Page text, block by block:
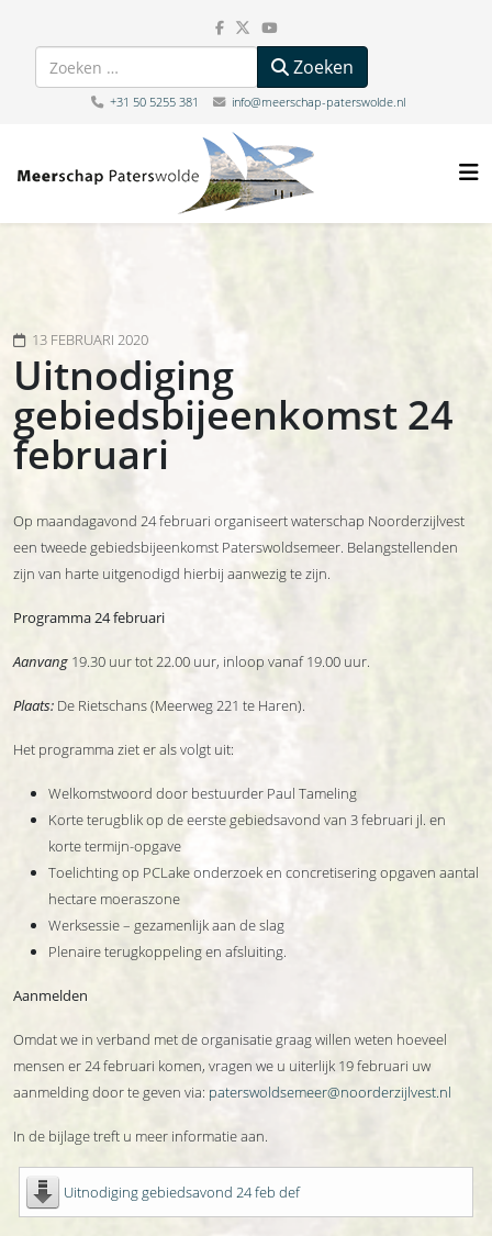
Zoeken Zoeken
+31 50 5255 381 info@meerschap-paterswolde.nl
13 FEBRUARI 2020
Uitnodiging
gebiedsbijeenkomst 24
februari
Op maandagavond 24 februari organiseert waterschap Noorderzijlvest
een tweede gebiedsbijeenkomst Paterswoldsemeer. Belangstellenden
zijn van harte uitgenodigd hierbij aanwezig te zijn.
Programma 24 februari
Aanvang 19.30 uur tot 22.00 uur, inloop vanaf 19.00 uur.
Plaats: De Rietschans (Meerweg 221 te Haren).
Het programma ziet er als volgt uit:
Welkomstwoord door bestuurder Paul Tameling
Korte terugblik op de eerste gebiedsavond van 3 februari jl. en
korte termijn-opgave
Toelichting op PCLake onderzoek en concretisering opgaven aantal
hectare moeraszone
Werksessie – gezamenlijk aan de slag
Plenaire terugkoppeling en afsluiting.
Aanmelden
Omdat we in verband met de organisatie graag willen weten hoeveel
mensen er 24 februari komen, vragen we u uiterlijk 19 februari uw
aanmelding door te geven via: paterswoldsemeer@noorderzijlvest.nl
In de bijlage treft u meer informatie aan.
Uitnodiging gebiedsavond 24 feb def